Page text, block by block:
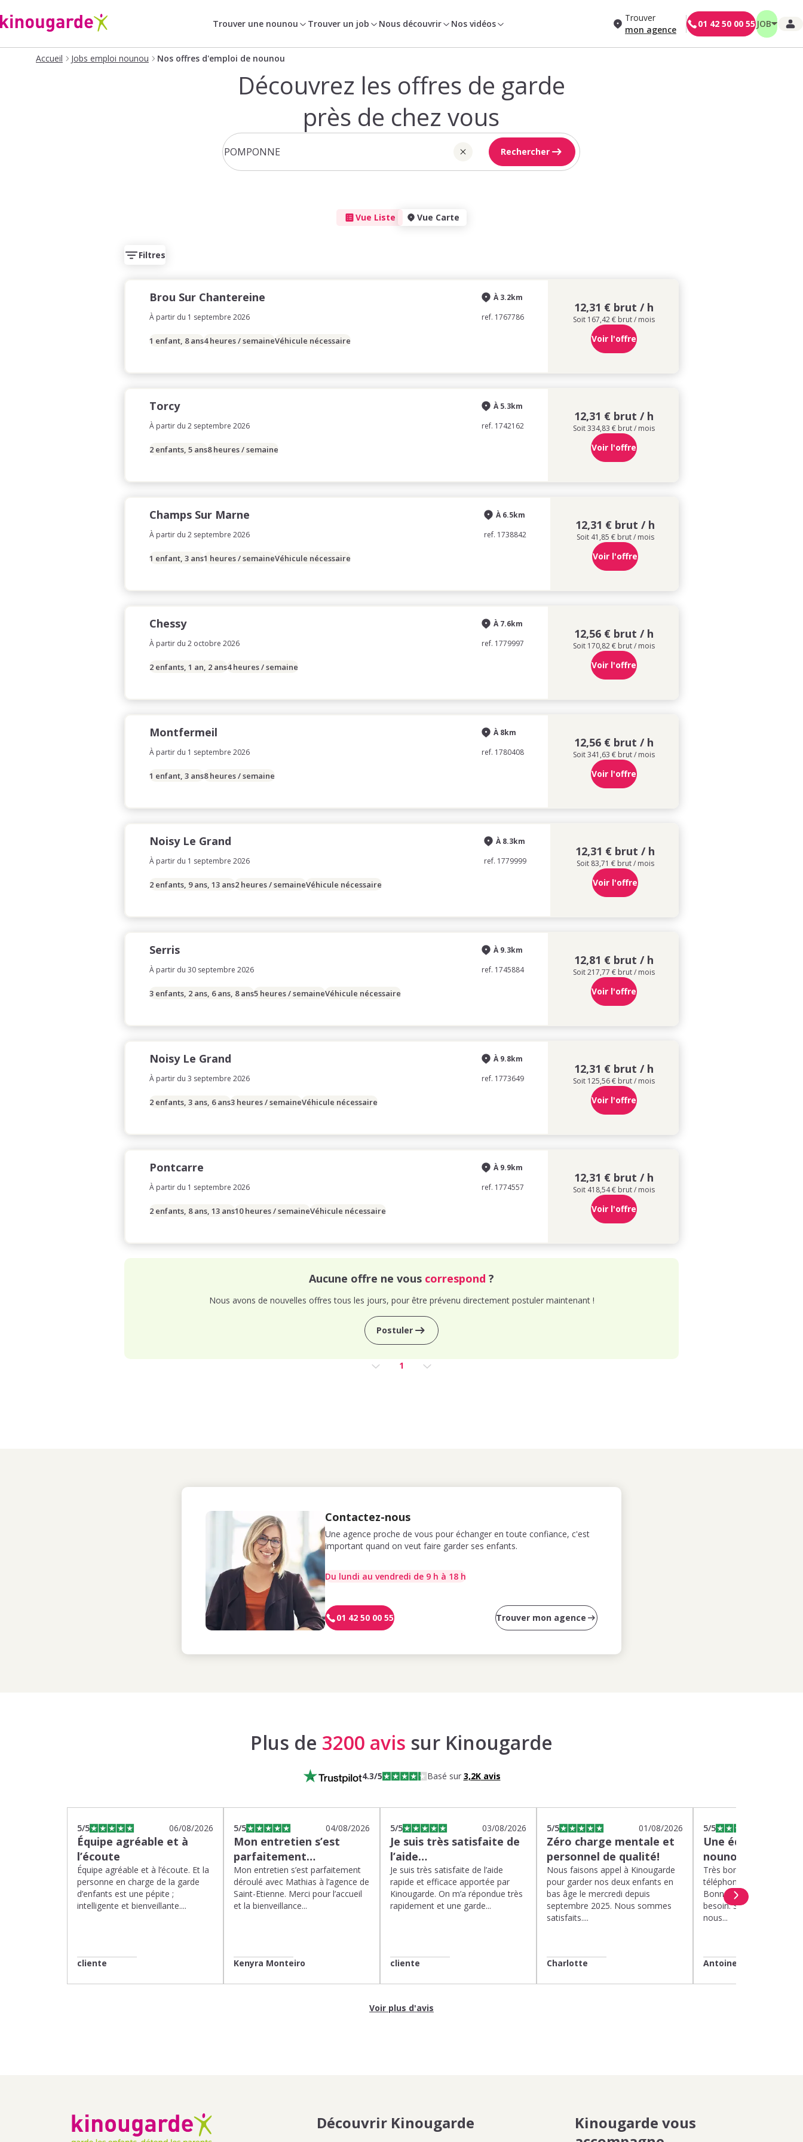
Trouver une nounou Trouver un job Nous découvrir Nos vidéos
Trouver
mon agence
01 42 50 00 55 JOB
Accueil Jobs emploi nounou Nos offres d'emploi de nounou
Découvrez les offres de garde
près de chez vous
Rechercher
Vue Liste Vue Carte
Filtres
Brou Sur Chantereine
À partir du 1 septembre 2026
À 3.2km
ref. 1767786
1 enfant, 8 ans4 heures / semaineVéhicule nécessaire
12,31 € brut / h
Soit 167,42 € brut / mois
Voir l'offre
Torcy
À partir du 2 septembre 2026
À 5.3km
ref. 1742162
2 enfants, 5 ans8 heures / semaine
12,31 € brut / h
Soit 334,83 € brut / mois
Voir l'offre
Champs Sur Marne
À partir du 2 septembre 2026
À 6.5km
ref. 1738842
1 enfant, 3 ans1 heures / semaineVéhicule nécessaire
12,31 € brut / h
Soit 41,85 € brut / mois
Voir l'offre
Chessy
À partir du 2 octobre 2026
À 7.6km
ref. 1779997
2 enfants, 1 an, 2 ans4 heures / semaine
12,56 € brut / h
Soit 170,82 € brut / mois
Voir l'offre
Montfermeil
À partir du 1 septembre 2026
À 8km
ref. 1780408
1 enfant, 3 ans8 heures / semaine
12,56 € brut / h
Soit 341,63 € brut / mois
Voir l'offre
Noisy Le Grand
À partir du 1 septembre 2026
À 8.3km
ref. 1779999
2 enfants, 9 ans, 13 ans2 heures / semaineVéhicule nécessaire
12,31 € brut / h
Soit 83,71 € brut / mois
Voir l'offre
Serris
À partir du 30 septembre 2026
À 9.3km
ref. 1745884
3 enfants, 2 ans, 6 ans, 8 ans5 heures / semaineVéhicule nécessaire
12,81 € brut / h
Soit 217,77 € brut / mois
Voir l'offre
Noisy Le Grand
À partir du 3 septembre 2026
À 9.8km
ref. 1773649
2 enfants, 3 ans, 6 ans3 heures / semaineVéhicule nécessaire
12,31 € brut / h
Soit 125,56 € brut / mois
Voir l'offre
Pontcarre
À partir du 1 septembre 2026
À 9.9km
ref. 1774557
2 enfants, 8 ans, 13 ans10 heures / semaineVéhicule nécessaire
12,31 € brut / h
Soit 418,54 € brut / mois
Voir l'offre
Aucune offre ne vous correspond ?
Nous avons de nouvelles offres tous les jours, pour être prévenu directement postuler maintenant !
Postuler
1
Contactez-nous
Une agence proche de vous pour échanger en toute confiance, c'est
important quand on veut faire garder ses enfants.
Du lundi au vendredi de 9 h à 18 h
01 42 50 00 55 Trouver mon agence
Plus de 3200 avis sur Kinougarde
4.3/5 Basé sur 3,2Kavis
5/5 06/08/2026
Équipe agréable et à
l’écoute
Équipe agréable et à l’écoute. Et la
personne en charge de la garde
d’enfants est une pépite ;
intelligente et bienveillante....
cliente
5/5 04/08/2026
Mon entretien s’est
parfaitement…
Mon entretien s’est parfaitement
déroulé avec Mathias à l’agence de
Saint-Etienne. Merci pour l’accueil
et la bienveillance...
Kenyra Monteiro
5/5 03/08/2026
Je suis très satisfaite de
l’aide…
Je suis très satisfaite de l’aide
rapide et efficace apportée par
Kinougarde. On m’a répondue très
rapidement et une garde...
cliente
5/5 01/08/2026
Zéro charge mentale et
personnel de qualité!
Nous faisons appel à Kinougarde
pour garder nos deux enfants en
bas âge le mercredi depuis
septembre 2025. Nous sommes
satisfaits....
Charlotte
5/5
Une équipe
nounou parfaite!
Très bons interlocuteurs
téléphone. Rapidité.
Bonne compréhension
besoin. Soucis du détail.
nous...
Antoine
Voir plus d'avis
Découvrir Kinougarde
Kinougarde vous